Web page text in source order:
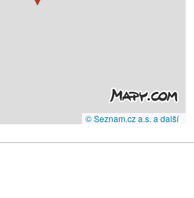
© Seznam.cz a.s. a další